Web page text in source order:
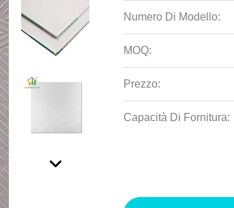
Numero Di Modello:
MOQ:
Prezzo:
Capacità Di Fornitura: